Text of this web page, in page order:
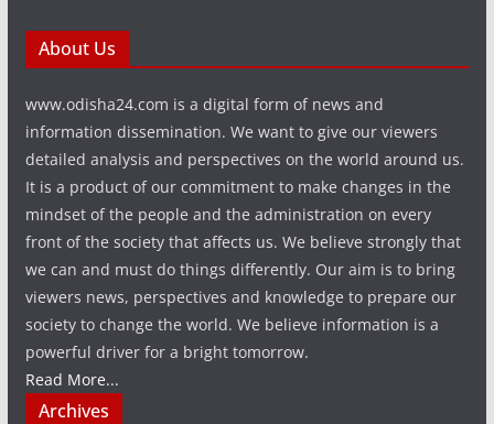
About Us
www.odisha24.com is a digital form of news and
information dissemination. We want to give our viewers
detailed analysis and perspectives on the world around us.
It is a product of our commitment to make changes in the
mindset of the people and the administration on every
front of the society that affects us. We believe strongly that
we can and must do things differently. Our aim is to bring
viewers news, perspectives and knowledge to prepare our
society to change the world. We believe information is a
powerful driver for a bright tomorrow.
Read More...
Archives